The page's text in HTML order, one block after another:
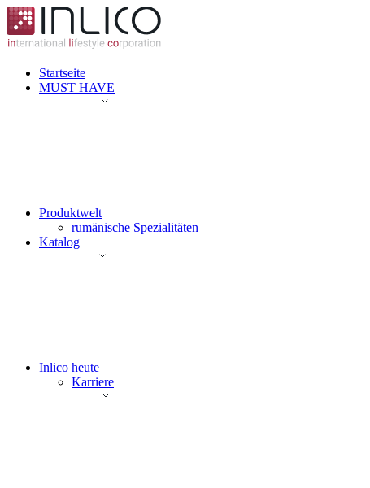
Startseite
MUST HAVE
Produktwelt
rumänische Spezialitäten
Katalog
Inlico heute
Karriere